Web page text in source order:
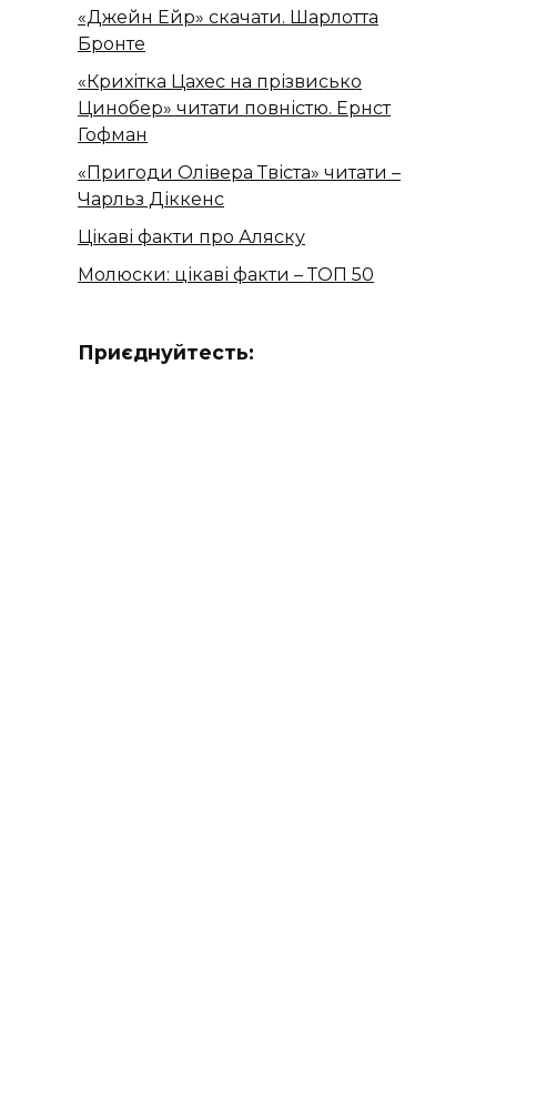
«Джейн Ейр» скачати. Шарлотта
Бронте
«Крихітка Цахес на прізвисько
Цинобер» читати повністю. Ернст
Гофман
«Пригоди Олівера Твіста» читати –
Чарльз Діккенс
Цікаві факти про Аляску
Молюски: цікаві факти – ТОП 50
Приєднуйтесть: